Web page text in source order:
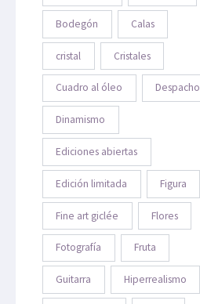
Bodegón Calas
cristal Cristales
Cuadro al óleo Despacho
Dinamismo
Ediciones abiertas
Edición limitada Figura
Fine art giclée Flores
Fotografía Fruta
Guitarra Hiperrealismo